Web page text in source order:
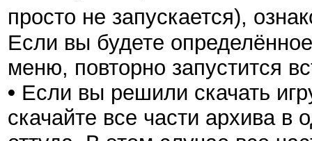
просто не запускается),
Если вы будете
меню, повторно запустится
• Если вы решили скачать
скачайте все части архива в